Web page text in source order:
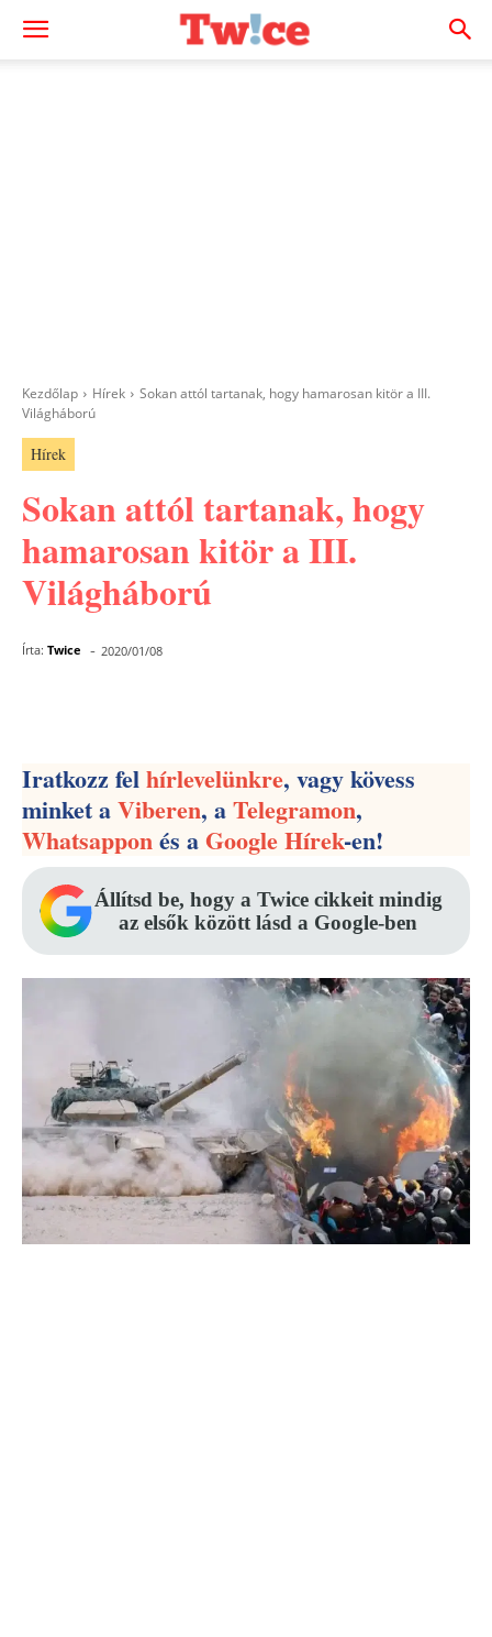
Kezdőlap Hírek
Sokan attól tartanak, hogy hamarosan kitör a III.
Világháború
Hírek
Sokan attól tartanak, hogy
hamarosan kitör a III.
Világháború
Írta: Twice - 2020/01/08
Iratkozz felhírlevelünkre, vagy kövess
minket aViberen, aTelegramon,
Whatsapponés aGoogle Hírek-en!
Állítsd be, hogy a Twice cikkeit mindig
az elsők között lásd a Google-ben